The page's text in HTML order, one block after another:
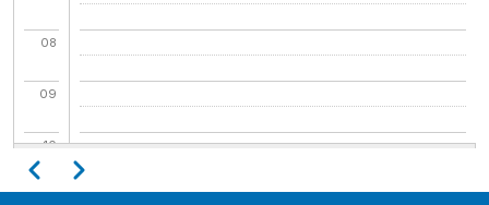
08
09
10
11
Paginación
AnteriorSiguiente